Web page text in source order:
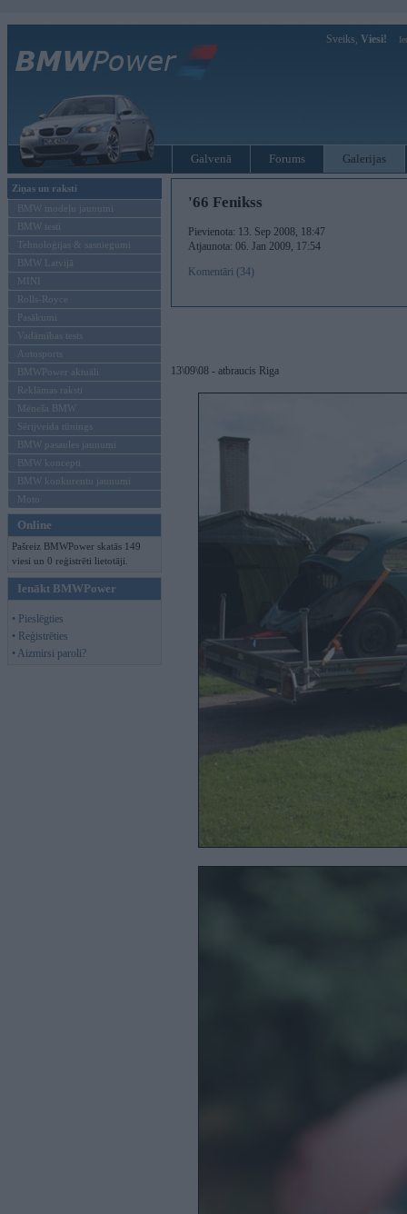
Sveiks, Viesi!
Galvenā Forums Galerijas
Ziņas un raksti
BMW modeļu jaunumi
BMW testi
Tehnoloģijas & sasniegumi
BMW Latvijā
MINI
Rolls-Royce
Pasākumi
Vadāmības tests
Autosports
BMWPower aktuāli
Reklāmas raksti
Mēneša BMW
Sērijveida tūnings
BMW pasaules jaunumi
BMW koncepti
BMW konkurentu jaunumi
Moto
Online
Pašreiz BMWPower skatās 149
viesi un 0 reģistrēti lietotāji.
Ienākt BMWPower
• Pieslēgties
• Reģistrēties
• Aizmirsi paroli?
'66 Fenikss
Pievienota: 13. Sep 2008, 18:47
Atjaunota: 06. Jan 2009, 17:54
Komentāri (34)
13\09\08 - atbraucis Riga